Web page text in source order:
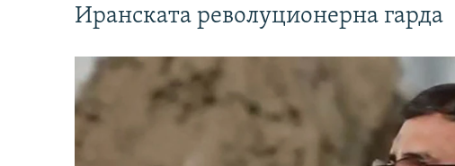
Иранската револуционерна гарда